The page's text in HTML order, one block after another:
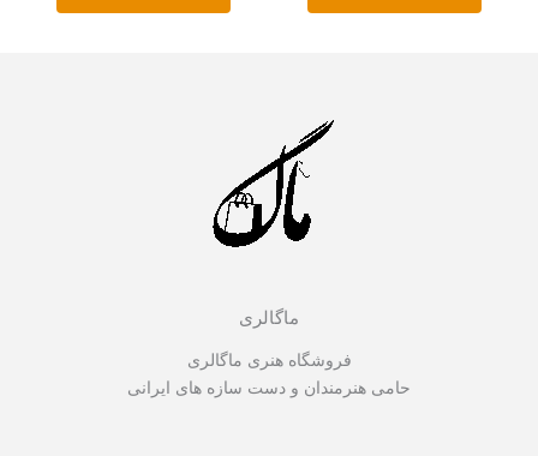
ماگالری
فروشگاه هنری ماگالری
حامی هنرمندان و دست سازه های ایرانی